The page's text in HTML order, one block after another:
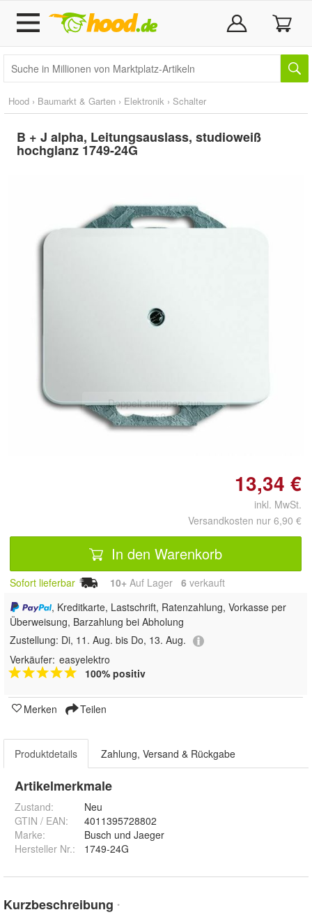
Hood › Baumarkt & Garten › Elektronik › Schalter
B + J alpha, Leitungsauslass, studioweiß
hochglanz 1749-24G
Doppelt antippen zum
vergrößern
13,34 €
inkl. MwSt.
Versandkosten nur 6,90 €
In den Warenkorb
Sofort lieferbar 10+ Auf Lager 6 verkauft
, Kreditkarte, Lastschrift, Ratenzahlung, Vorkasse per
Überweisung, Barzahlung bei Abholung
Zustellung: Di, 11. Aug. bis Do, 13. Aug.
Verkäufer: easyelektro
100% positiv
Merken Teilen
Produktdetails Zahlung, Versand & Rückgabe
Artikelmerkmale
Zustand:
Neu
GTIN / EAN:
4011395728802
Marke:
Busch und Jaeger
Hersteller Nr.:
1749-24G
Kurzbeschreibung *